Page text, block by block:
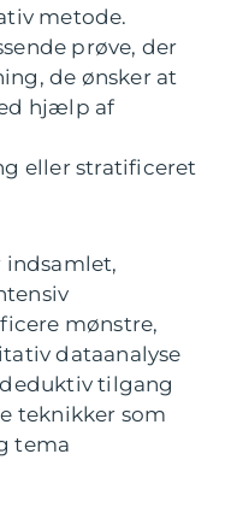
metode.
prøve, der
de ønsker at
hjælp af
eller stratificeret
indsamlet,
mønstre,
dataanalyse
tilgang
teknikker som
tema